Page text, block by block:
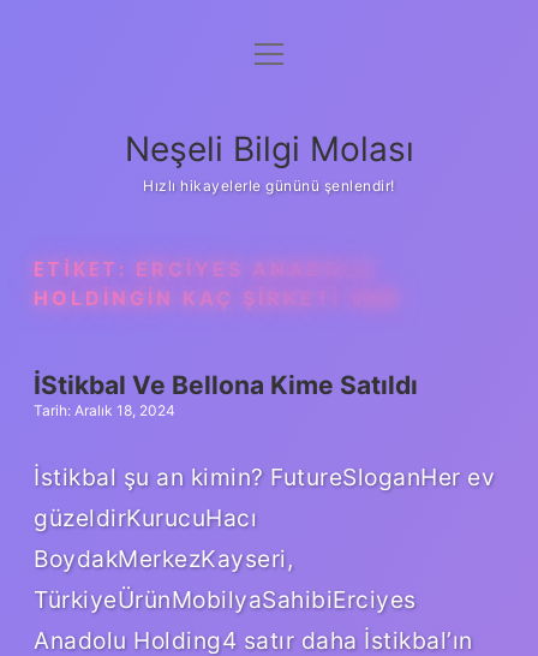
Anasayfa
Yasal Uyarı
menüyü
Neşeli Bilgi Molası
Hızlı hikayelerle gününü şenlendir!
ETIKET: ERCIYES ANADOLU
HOLDINGIN KAÇ ŞIRKETI VAR
İStikbal Ve Bellona Kime Satıldı
Tarih: Aralık 18, 2024
İstikbal şu an kimin? FutureSloganHer ev
güzeldirKurucuHacı
BoydakMerkezKayseri,
TürkiyeÜrünMobilyaSahibiErciyes
Anadolu Holding4 satır daha İstikbal’ın